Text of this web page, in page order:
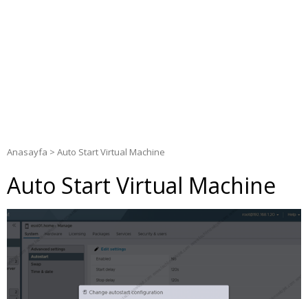
Anasayfa > Auto Start Virtual Machine
Auto Start Virtual Machine